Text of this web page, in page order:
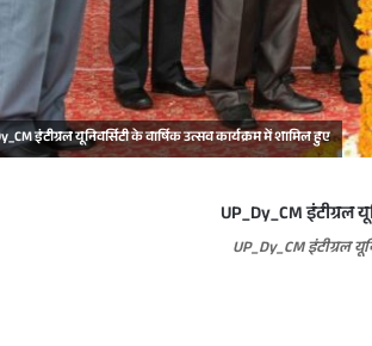
इंटीग्रल यूनिवर्सिटी के वार्षिक उत्सव कार्यक्रम में शामिल हुए
UP_Dy_CM इंटीग्रल